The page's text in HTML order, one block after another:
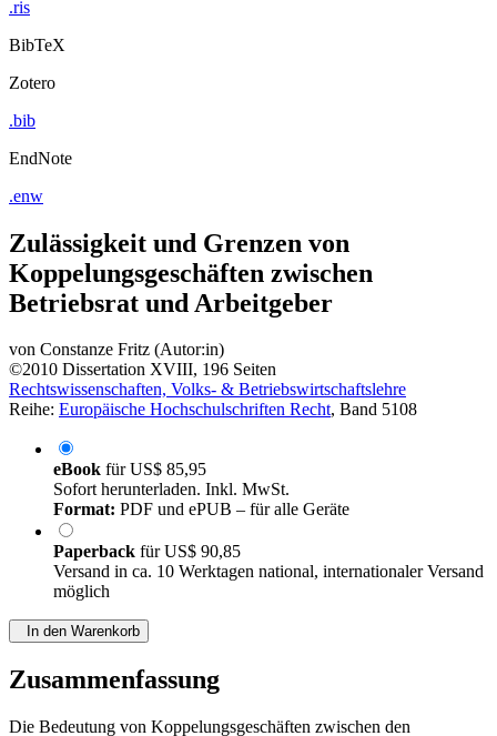
Zulässigkeit und Grenzen von
Koppelungsgeschäften zwischen
Betriebsrat und Arbeitgeber
vonConstanze Fritz (Autor:in)
©2010 Dissertation XVIII, 196 Seiten
Rechtswissenschaften, Volks- & Betriebswirtschaftslehre
eBookfürUS$ 85,95
Sofort herunterladen. Inkl. MwSt.
Format:
PaperbackfürUS$ 90,85
Versand in ca. 10 Werktagen national, internationaler Versand
Zusammenfassung